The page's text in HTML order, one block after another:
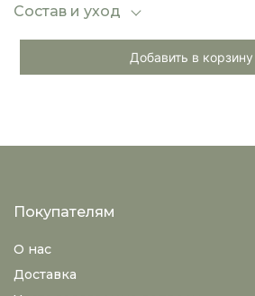
Добавить в корзину
Состав и уход
Покупателям
О нас
Доставка